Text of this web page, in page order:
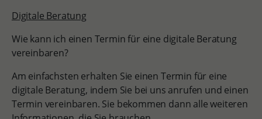
Digitale Beratung
Wie kann ich einen Termin für eine digitale Beratung
vereinbaren?
Am einfachsten erhalten Sie einen Termin für eine
digitale Beratung, indem Sie bei uns anrufen und einen
Termin vereinbaren. Sie bekommen dann alle weiteren